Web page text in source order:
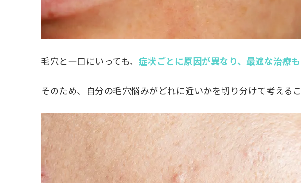
毛穴と一口にいっても、 症状ごとに原因が異なり、最適な治療
そのため、自分の毛穴悩みがどれに近いかを切り分けて考えるこ